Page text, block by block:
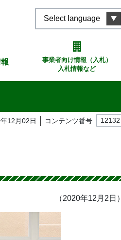
Select language
事業者向け情報（入札）
入札情報など
12月02日 コンテンツ番号 12132
（2020年12月2日）